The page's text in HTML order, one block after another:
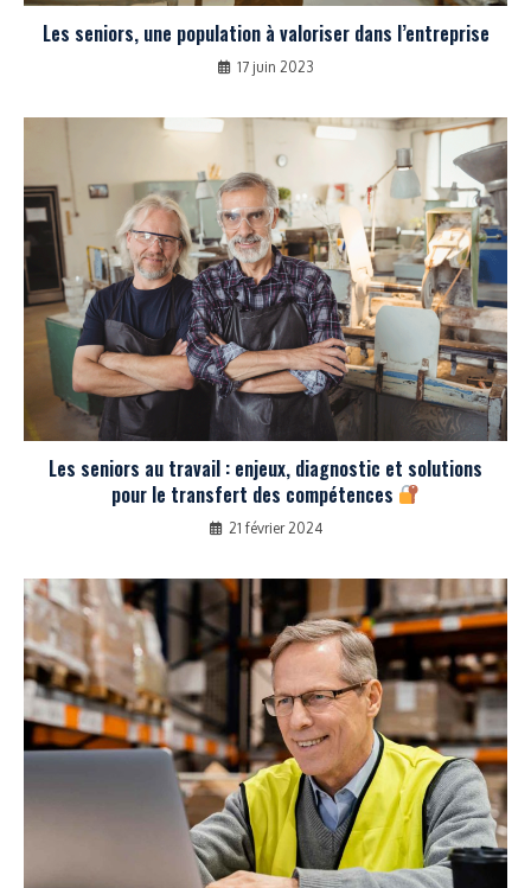
Les seniors, une population à valoriser dans l’entreprise
17 juin 2023
Les seniors au travail : enjeux, diagnostic et solutions
pour le transfert des compétences
21 février 2024